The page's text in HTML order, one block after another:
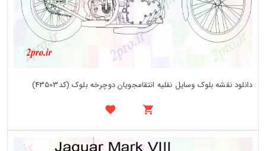
دانلود نقشه بلوک وسایل نقلیه انتقامجویان دوچرخه بلوک (کد43503)